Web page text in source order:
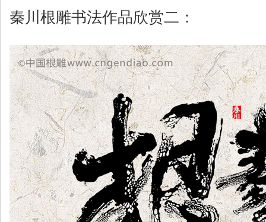
秦川根雕书法作品欣赏二：